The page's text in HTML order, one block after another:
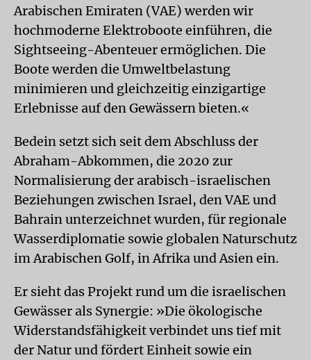
Arabischen Emiraten (VAE) werden wir
hochmoderne Elektroboote einführen, die
Sightseeing-Abenteuer ermöglichen. Die
Boote werden die Umweltbelastung
minimieren und gleichzeitig einzigartige
Erlebnisse auf den Gewässern bieten.«
Bedein setzt sich seit dem Abschluss der
Abraham-Abkommen, die 2020 zur
Normalisierung der arabisch-israelischen
Beziehungen zwischen Israel, den VAE und
Bahrain unterzeichnet wurden, für regionale
Wasserdiplomatie sowie globalen Naturschutz
im Arabischen Golf, in Afrika und Asien ein.
Er sieht das Projekt rund um die israelischen
Gewässer als Synergie: »Die ökologische
Widerstandsfähigkeit verbindet uns tief mit
der Natur und fördert Einheit sowie ein